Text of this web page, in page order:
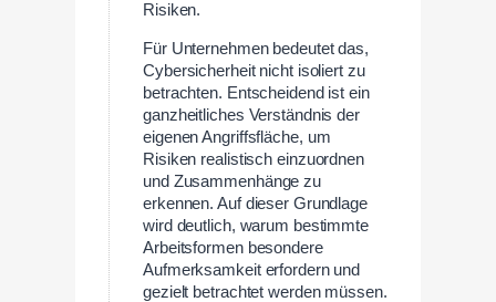
Risiken.
Für Unternehmen bedeutet das,
Cybersicherheit nicht isoliert zu
betrachten. Entscheidend ist ein
ganzheitliches Verständnis der
eigenen Angriffsfläche, um
Risiken realistisch einzuordnen
und Zusammenhänge zu
erkennen. Auf dieser Grundlage
wird deutlich, warum bestimmte
Arbeitsformen besondere
Aufmerksamkeit erfordern und
gezielt betrachtet werden müssen.